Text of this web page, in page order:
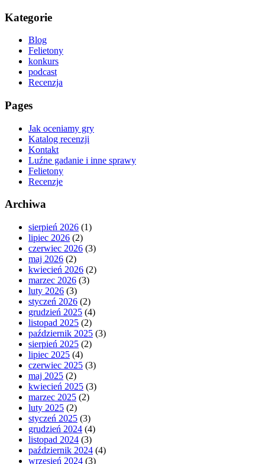
Kategorie
Blog
Felietony
konkurs
podcast
Recenzja
Pages
Jak oceniamy gry
Katalog recenzji
Kontakt
Luźne gadanie i inne sprawy
Felietony
Recenzje
Archiwa
sierpień 2026 (1)
lipiec 2026 (2)
czerwiec 2026 (3)
maj 2026 (2)
kwiecień 2026 (2)
marzec 2026 (3)
luty 2026 (3)
styczeń 2026 (2)
grudzień 2025 (4)
listopad 2025 (2)
październik 2025 (3)
sierpień 2025 (2)
lipiec 2025 (4)
czerwiec 2025 (3)
maj 2025 (2)
kwiecień 2025 (3)
marzec 2025 (2)
luty 2025 (2)
styczeń 2025 (3)
grudzień 2024 (4)
listopad 2024 (3)
październik 2024 (4)
wrzesień 2024 (3)